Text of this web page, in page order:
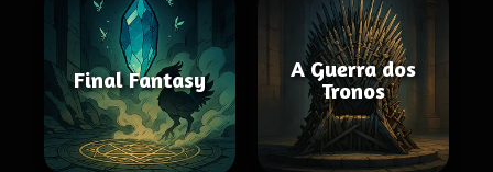
Final Fantasy
A Guerra dos
Tronos